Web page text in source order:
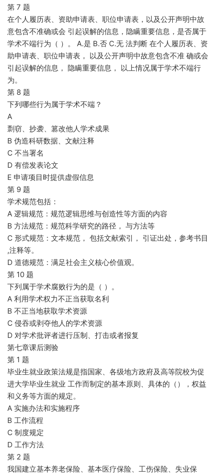
第 7 题
在个人履历表、资助申请表、职位申请表，以及公开声明中故
意包含不准确或会 引起误解的信息，隐瞒重要信息，是否属于
学术不端行为（ ）。 A.是 B.否 C.无 法判断 在个人履历表、资
助申请表、职位申请表， 以及公开声明中故意包含不准 确或会
引起误解的信息， 隐瞒重要信息， 以上情况属于学术不端行
为。
第 8 题
下列哪些行为属于学术不端？
A
剽窃、抄袭、篡改他人学术成果
B 伪造科研数据、文献注释
C 不当署名
D 有偿发表论文
E 申请项目时提供虚假信息
第 9 题
学术规范包括：
A 逻辑规范：规范逻辑思维与创造性等方面的内容
B 方法规范：规范科学研究的路径， 与方法等
C 形式规范：文本规范， 包括文献索引， 引证出处，参考书目
,注释等。
D 道德规范：满足社会主义核心价值观。
第 10 题
下列属于学术腐败行为的是（ ）。
A 利用学术权力不正当获取名利
B 不正当地获取学术资源
C 侵吞或剥夺他人的学术资源
D 对学术批评者进行压制、打击或者报复
第七章课后测验
第 1 题
毕业生就业政策法规是指国家、各级地方政府及高等院校为促
进大学毕业生就业 工作而制定的基本原则、具体的（），权益
和义务等方面的规定。
A 实施办法和实施程序
B 工作流程
C 制度规定
D 工作方法
第 2 题
我国建立基本养老保险、基本医疗保险、工伤保险、失业保